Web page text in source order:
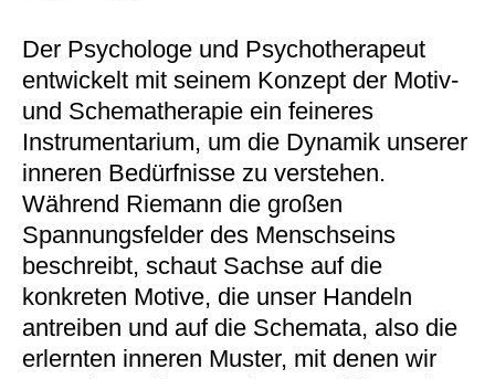
Der Psychologe und Psychotherapeut
entwickelt mit seinem Konzept der Motiv-
und Schematherapie ein feineres
Instrumentarium, um die Dynamik unserer
inneren Bedürfnisse zu verstehen.
Während Riemann die großen
Spannungsfelder des Menschseins
beschreibt, schaut Sachse auf die
konkreten Motive, die unser Handeln
antreiben und auf die Schemata, also die
erlernten inneren Muster, mit denen wir